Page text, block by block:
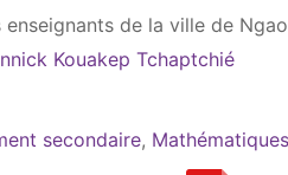
de la ville de
Kouakep Tchaptchié
secondaire, Mathématiques